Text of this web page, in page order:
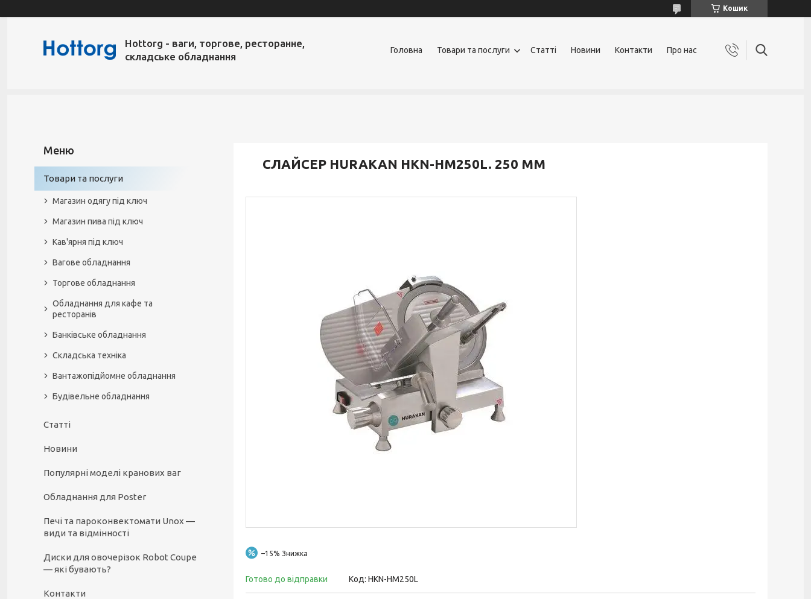
Кошик
Hottorg - ваги, торгове, ресторанне,
складське обладнання
Головна Товари та послуги Статті Новини Контакти Про нас
СЛАЙСЕР HURAKAN HKN-HM250L. 250 ММ
–15%
Готово до відправки Код: HKN-HM250L
Товари та послуги
Магазин одягу під ключ
Магазин пива під ключ
Кав'ярня під ключ
Вагове обладнання
Торгове обладнання
Обладнання для кафе та
ресторанів
Банківське обладнання
Складська техніка
Вантажопідйомне обладнання
Будівельне обладнання
Статті
Новини
Популярні моделі кранових ваг
Обладнання для Poster
Печі та пароконвектомати Unox —
види та відмінності
Диски для овочерізок Robot Coupe
— які бувають?
Контакти